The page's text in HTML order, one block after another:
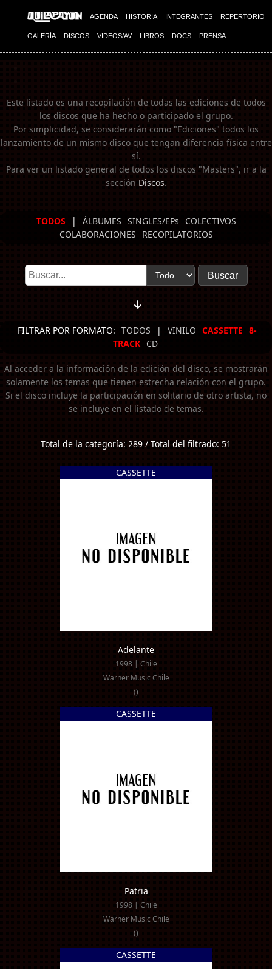
AGENDA HISTORIA INTEGRANTES REPERTORIO
GALERÍA DISCOS VIDEOS/AV LIBROS DOCS PRENSA
Imagen 01
Imagen 02
Este listado es una recopilación de todas las ediciones de todos
los discos que ha hecho o participado el grupo.
Por simplicidad, se considerarán como "Ediciones" todos los
lanzamiento de un mismo disco que tengan diferencia física entre
sí.
Para ver un listado general de todos los discos "Masters", ir a la
sección Discos.
TODOS | ÁLBUMES SINGLES/EPs
COLECTIVOS
COLABORACIONES
RECOPILATORIOS
FILTRAR POR FORMATO: TODOS | VINILO CASSETTE 8-
TRACK
CD
Al acceder a la información de la edición del disco, se mostrarán
solamente los temas que tienen estrecha relación con el grupo.
Si el disco incluye la participación en solitario de otro artista, no
se incluye en el listado de temas.
Total de la categoría: 289 / Total del filtrado: 51
CASSETTE
Adelante
1998 | Chile
Warner Music Chile
()
CASSETTE
Patria
1998 | Chile
Warner Music Chile
()
CASSETTE